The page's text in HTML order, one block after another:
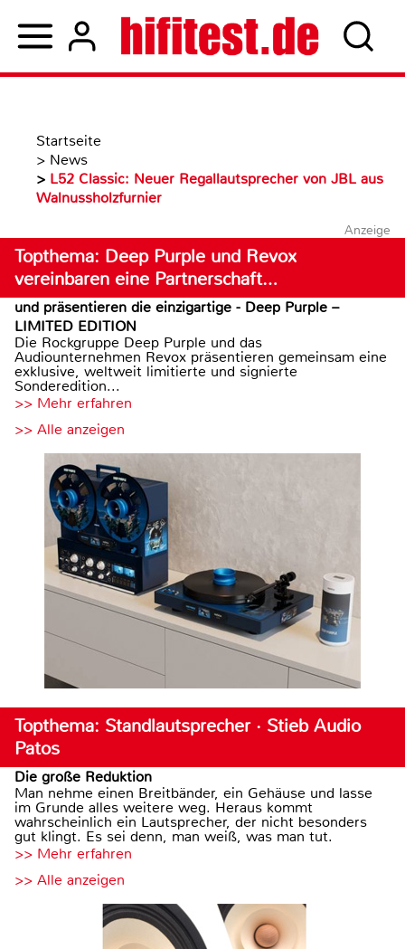
Startseite
> News
> L52 Classic: Neuer Regallautsprecher von JBL aus
Walnussholzfurnier
Anzeige
Topthema: Deep Purple und Revox
vereinbaren eine Partnerschaft…
und präsentieren die einzigartige - Deep Purple –
LIMITED EDITION
Die Rockgruppe Deep Purple und das
Audiounternehmen Revox präsentieren gemeinsam eine
exklusive, weltweit limitierte und signierte
Sonderedition...
>> Mehr erfahren
>> Alle anzeigen
Topthema: Standlautsprecher · Stieb Audio
Patos
Die große Reduktion
Man nehme einen Breitbänder, ein Gehäuse und lasse
im Grunde alles weitere weg. Heraus kommt
wahrscheinlich ein Lautsprecher, der nicht besonders
gut klingt. Es sei denn, man weiß, was man tut.
>> Mehr erfahren
>> Alle anzeigen